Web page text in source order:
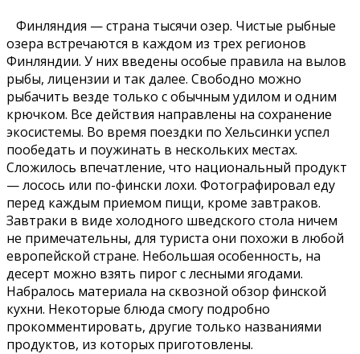
Финляндия — страна тысячи озер. Чистые рыбные
озера встречаются в каждом из трех регионов
Финляндии. У них введены особые правила на вылов
рыбы, лицензии и так далее. Свободно можно
рыбачить везде только с обычным удилом и одним
крючком. Все действия направлены на сохранение
экосистемы. Во время поездки по Хельсинки успел
пообедать и поужинать в нескольких местах.
Сложилось впечатление, что национальный продукт
— лосось или по-фински лохи. Фотографировал еду
перед каждым приемом пищи, кроме завтраков.
Завтраки в виде холодного шведского стола ничем
не примечательны, для туриста они похожи в любой
европейской стране. Небольшая особенность, на
десерт можно взять пирог с лесными ягодами.
Набралось материала на сквозной обзор финской
кухни. Некоторые блюда смогу подробно
прокомментировать, другие только названиями
продуктов, из которых приготовлены.